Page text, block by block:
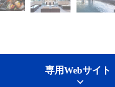
専用Webサイト